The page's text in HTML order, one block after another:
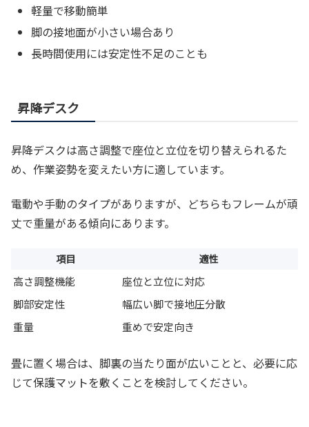
軽量で移動簡単
脚の接地面が小さい場合あり
長時間使用には安定性不足のことも
昇降デスク
昇降デスクは高さ調整で座位と立位を切り替えられるた
め、作業姿勢を変えたい方に適しています。
電動や手動のタイプがありますが、どちらもフレームが頑
丈で重量がある傾向にあります。
項目 適性
高さ調整機能
座位と立位に対応
脚部安定性
幅広い脚で接地圧分散
重量
重めで安定向き
畳に置く場合は、脚裏の当たり面が広いことと、必要に応
じて保護マットを敷くことを検討してください。